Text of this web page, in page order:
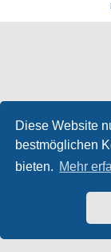
Diese Website
bestmöglichen
bieten. Mehr